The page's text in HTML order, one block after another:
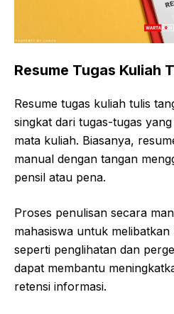
Resume Tugas Kuliah
Resume tugas kuliah tulis
singkat dari tugas-tugas
mata kuliah. Biasanya,
manual dengan tangan
pensil atau pena.
Proses penulisan secara
mahasiswa untuk
seperti penglihatan dan
dapat membantu
retensi informasi.